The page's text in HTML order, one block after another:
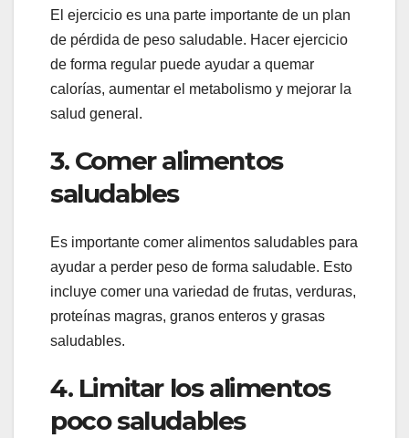
El ejercicio es una parte importante de un plan
de pérdida de peso saludable. Hacer ejercicio
de forma regular puede ayudar a quemar
calorías, aumentar el metabolismo y mejorar la
salud general.
3. Comer alimentos
saludables
Es importante comer alimentos saludables para
ayudar a perder peso de forma saludable. Esto
incluye comer una variedad de frutas, verduras,
proteínas magras, granos enteros y grasas
saludables.
4. Limitar los alimentos
poco saludables